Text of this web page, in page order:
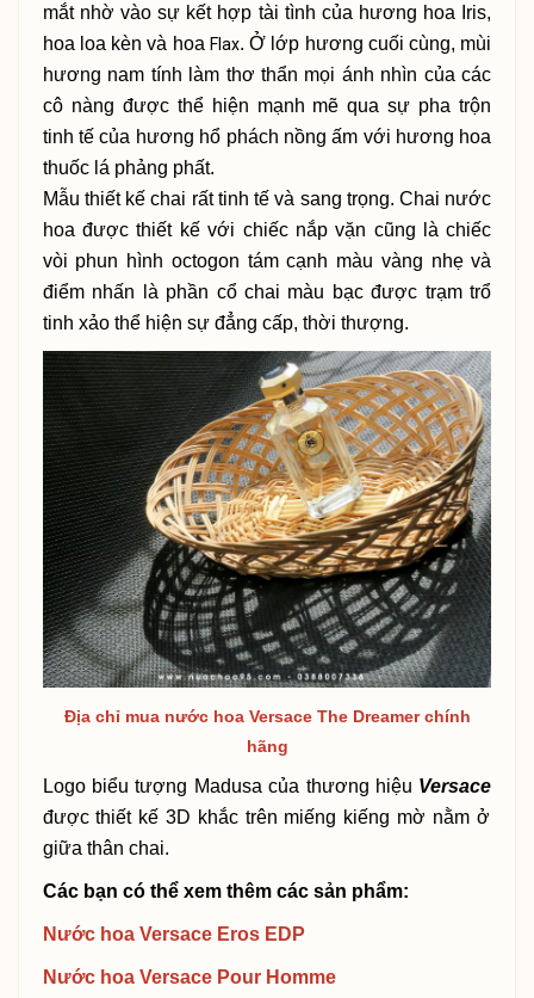
mắt nhờ vào sự kết hợp tài tình của hương hoa Iris,
hoa loa kèn và hoa Flax. Ở lớp hương cuối cùng, mùi
hương nam tính làm thơ thẩn mọi ánh nhìn của các
cô nàng được thể hiện mạnh mẽ qua sự pha trộn
tinh tế của hương hổ phách nồng ấm với hương hoa
thuốc lá phảng phất.
Mẫu thiết kế chai rất tinh tế và sang trọng. Chai nước
hoa được thiết kế với chiếc nắp vặn cũng là chiếc
vòi phun hình octogon tám cạnh màu vàng nhẹ và
điểm nhấn là phần cổ chai màu bạc được trạm trổ
tinh xảo thể hiện sự đẳng cấp, thời thượng.
Địa chỉ mua nước hoa Versace The Dreamer chính
hãng
Logo biểu tượng Madusa của thương hiệu Versace
được thiết kế 3D khắc trên miếng kiếng mờ nằm ở
giữa thân chai.
Các bạn có thể xem thêm các sản phẩm:
Nước hoa Versace Eros EDP
Nước hoa Versace Pour Homme